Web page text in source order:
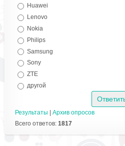
Huawei
Lenovo
Nokia
Philips
Samsung
Sony
ZTE
другой
Результаты
Архив опросов
Всего ответов: 1817